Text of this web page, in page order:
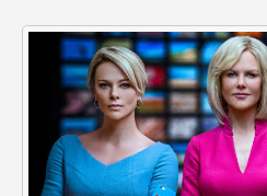
最終回【JAZZ Bar cozy】3月7
日（木）今回はビル・エヴァン
ス リバーサイド4部作を特集し
ました！
2024.03.07